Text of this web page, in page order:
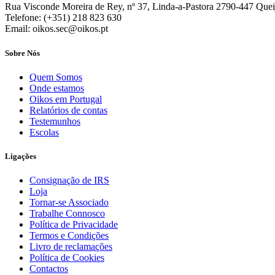
Rua Visconde Moreira de Rey, nº 37, Linda-a-Pastora 2790-447
Telefone: (+351) 218 823 630
Email: oikos.sec@oikos.pt
Sobre Nós
Quem Somos
Onde estamos
Oikos em Portugal
Relatórios de contas
Testemunhos
Escolas
Ligações
Consignação de IRS
Loja
Tornar-se Associado
Trabalhe Connosco
Política de Privacidade
Termos e Condições
Livro de reclamações
Política de Cookies
Contactos